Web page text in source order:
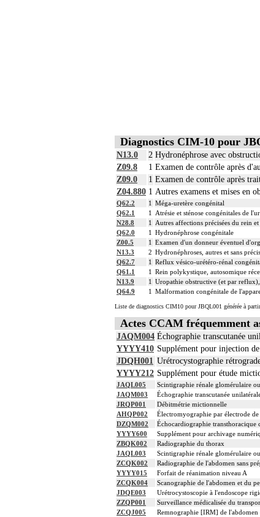
Diagnostics CIM-10 pour
N13.0 2 Hydronéphrose avec
Z09.8
1 Examen de contrôle après
Z09.0
1 Examen de contrôle après
Z04.880 1 Autres examens et mises en
Q62.2 1 Méga-uretère congénital
Q62.1
1
Atrésie et sténose congénitales de
N28.8
1
Autres affections précisées du rein
Q62.0
1 Hydronéphrose congénitale
Z00.5
1 Examen d'un donneur éventuel
N13.3
2 Hydronéphroses, autres et sans
Q62.7
1 Reflux vésico-urétéro-rénal
Q61.1
1 Rein polykystique, autosomique
N13.9
1 Uropathie obstructive (et par reflux),
Q64.9
1 Malformation congénitale de
Liste de diagnostics CIM10 pour JBQL001 générée à
Actes CCAM fréquemment
JAQM004 Échographie transcutanée
YYYY410 Supplément pour injection
JDQH001 Urétrocystographie
YYYY212 Supplément pour étude
JAQL005
Scintigraphie rénale glomérulaire
JAQM003
Échographie transcutanée
JRQP001
Débitmétrie mictionnelle
AHQP002
Électromyographie par électrode
DZQM002
Échocardiographie transthoracique
YYYY600
Supplément pour archivage
ZBQK002
Radiographie du thorax
JAQL003
Scintigraphie rénale glomérulaire
ZCQK002
Radiographie de l'abdomen sans
YYYY015
Forfait de réanimation niveau A
ZCQK004
Scanographie de l'abdomen et du
JDQE003
Urétrocystoscopie à l'endoscope
ZZQP001
Surveillance médicalisée du
ZCQJ005
Remnographie [IRM] de